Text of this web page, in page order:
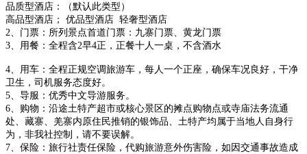
品质型酒店：（默认此类型）
高品型酒店； 优品型酒店 轻奢型酒店
2、门票：所列景点首道门票：九寨门票、黄龙门票
3、用餐： 全程含2早4正，正餐十人一桌，不含酒水
4 、用车： 全程正规空调旅游车，每人一个正座，确保车况良好，干净
卫生，司机服务态度好。
5 、导服： 优秀中文导游服务。
6
购物： 沿途土特产超市或核心景区的摊点购物点或寺庙法务流通
处、 藏寨、羌寨内原住民推销的银饰品、土特产均属于当地人自身行
为， 非我社控制，请不要误解。
7 、保险： 旅行社责任保险，代购旅游意外伤害险，如因交通事故造成